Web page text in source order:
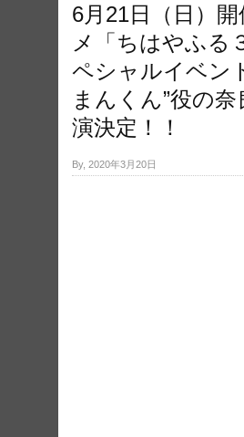
6月21日（日）
メ「ちはやふる
ペシャルイベン
まんくん”役の奈
演決定！！
By, 2020年3月20日